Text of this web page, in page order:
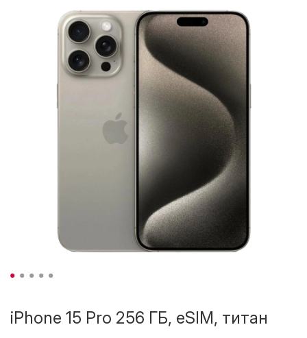
iPhone 15 Pro 256 ГБ, eSIM, титан